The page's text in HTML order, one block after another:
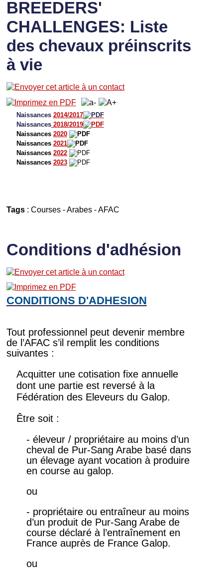
BREEDERS'
CHALLENGES: Liste
des chevaux préinscrits
à vie
Naissances 2014/2017
Naissances2018/2019
Naissances 2020
Naissances 2021
Naissances 2022
Naissances 2023
Tags: Courses-Arabes-AFAC
Conditions d'adhésion
CONDITIONS D'ADHESION
Tout professionnel peut devenir membre
de l’AFAC s’il remplit les conditions
suivantes :
Acquitter une cotisation fixe annuelle
dont une partie est reversé à la
Fédération des Eleveurs du Galop.
Être soit :
- éleveur / propriétaire au moins d’un
cheval de Pur-Sang Arabe basé dans
un élevage ayant vocation à produire
en course au galop.
ou
- propriétaire ou entraîneur au moins
d’un produit de Pur-Sang Arabe de
course déclaré à l’entraînement en
France auprès de France Galop.
ou